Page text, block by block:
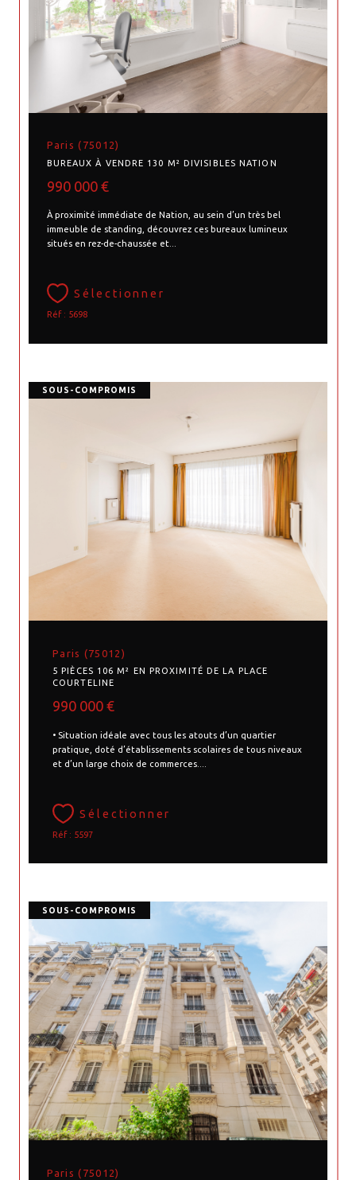
Paris (75012)
BUREAUX À VENDRE 130 M² DIVISIBLES NATION
990 000 €
À proximité immédiate de Nation, au sein d’un très bel
immeuble de standing, découvrez ces bureaux lumineux
situés en rez-de-chaussée et...
Sélectionner
Réf : 5698
Paris (75012)
5 PIÈCES 106 M² EN PROXIMITÉ DE LA PLACE
COURTELINE
990 000 €
• Situation idéale avec tous les atouts d’un quartier
pratique, doté d’établissements scolaires de tous niveaux
et d’un large choix de commerces....
Sélectionner
Réf : 5597
SOUS-COMPROMIS
Paris (75012)
SOUS-COMPROMIS